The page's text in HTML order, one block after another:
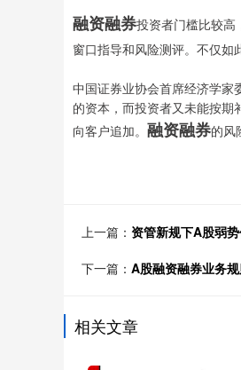
融资融券投资者门槛比较高
窗口指导和风险测评。不仅如
中国证券业协会首席经济学家
的资本，而投资者又未能按
向客户追加。 融资融券的风
上一篇： 资管新规下A股弱
下一篇： A股融资融券业务
相关文章